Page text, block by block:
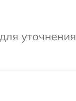
уточнения